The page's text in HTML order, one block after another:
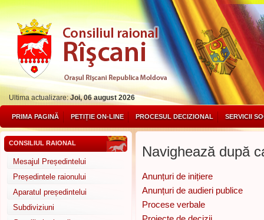
Ultima actualizare:Joi, 06 august 2026
PRIMA PAGINĂ PETIȚIE ON-LINE PROCESUL DECIZIONAL SERVICII
CONSILIUL RAIONAL
Mesajul Președintelui
Președintele raionului
Aparatul președintelui
Subdiviziuni
Navighează după
Anunțuri de inițiere
Anunțuri de audieri publice
Procese verbale